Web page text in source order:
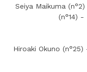
Seiya Maikuma
(n°14)
Hiroaki Okuno